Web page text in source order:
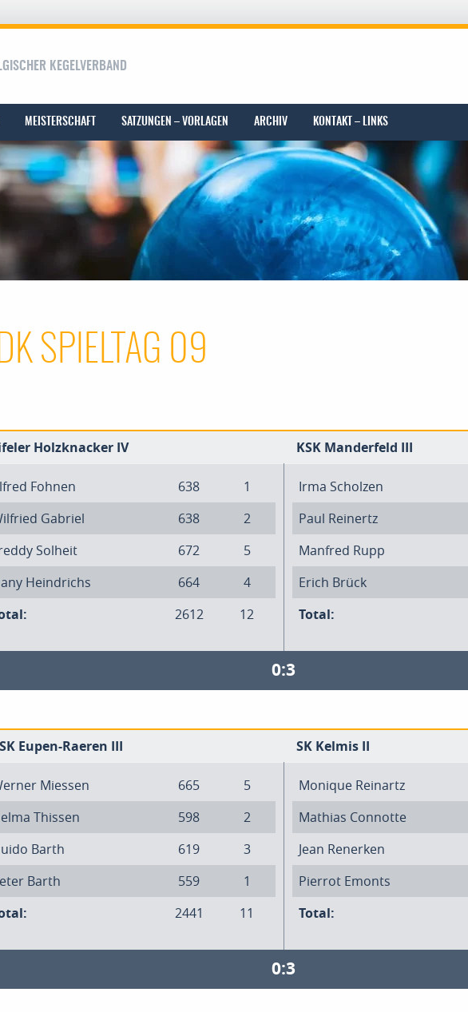
KEGELVERBAND
MEISTERSCHAFT SATZUNGEN – VORLAGEN ARCHIV KONTAKT – LINKS
SPIELTAG 09
Holzknacker IV KSK Manderfeld III
Fohnen 638
1
Gabriel
638
2
Solheit
672
5
Heindrichs
664
4
2612 12
Irma Scholzen
Paul Reinertz
Manfred Rupp
Erich Brück
Total:
0:3
Eupen-Raeren III SK Kelmis II
Miessen 665
5
Thissen
598
2
Barth
619
3
Barth
559
1
2441 11
Monique Reinartz
Mathias Connotte
Jean Renerken
Pierrot Emonts
Total:
0:3